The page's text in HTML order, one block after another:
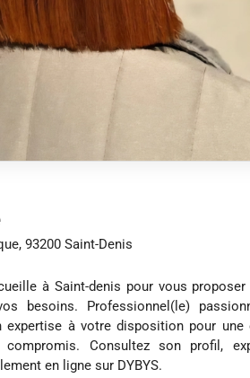
93200 Saint-Denis
à Saint-denis pour vous
besoins. Professionnel(le)
expertise à votre disposition pour une
compromis. Consultez son profil,
en ligne sur DYBYS.